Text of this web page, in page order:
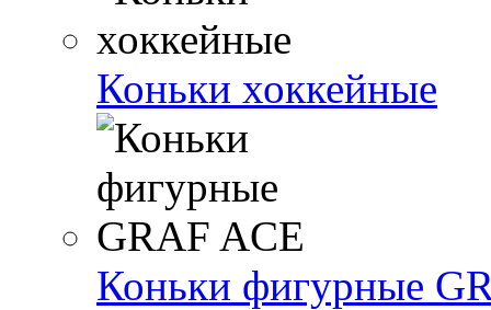
Коньки хоккейные
Коньки фигурные